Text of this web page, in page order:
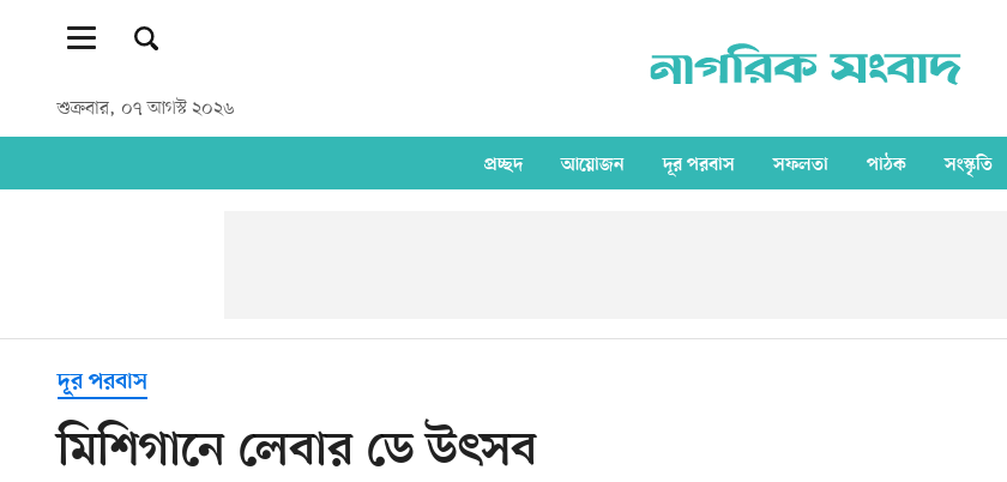
শুক্রবার, ০৭ আগস্ট ২০২৬
প্রচ্ছদ আয়োজন দূর পরবাস সফলতা পাঠক সংস্কৃতি
দূর পরবাস
মিশিগানে লেবার ডে উৎসব